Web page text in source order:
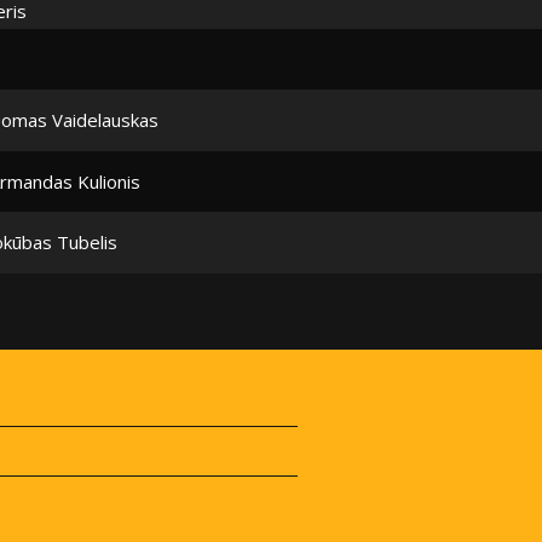
Vaidelauskas
Kulionis
Tubelis